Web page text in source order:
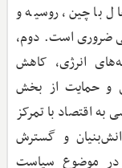
با چین، روسیه و
ضروری است. دوم،
انرژی، کاهش
و حمایت از بخش
اقتصاد با تمرکز
و گسترش
در موضوع سیاست